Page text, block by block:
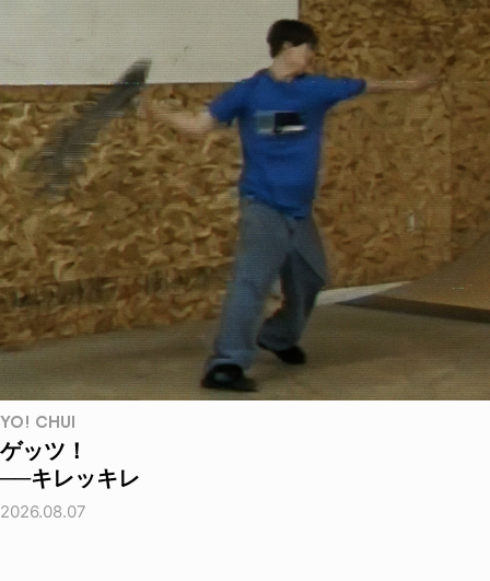
YO! CHUI
ゲッツ！
──キレッキレ
2026.08.07